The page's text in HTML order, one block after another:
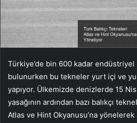
Türkiye’de bin 600 kadar endüstriyel
bulunurken bu tekneler yurt içi ve
yapıyor. Ülkemizde denizlerde 15
yasağının ardından bazı balıkçı
Atlas ve Hint Okyanusu’na yönelerek